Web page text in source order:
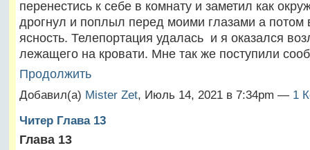
перенестись к себе в комнату и заметил как
дрогнул и поплыл перед моими глазами а потом
ясность. Телепортация удалась и я оказался
лежащего на кровати. Мне так же поступили
Продолжить
Добавил(а) Mister Zet, Июль 14, 2021 в 7:34pm — 1
Читер Глава 13
Глава 13